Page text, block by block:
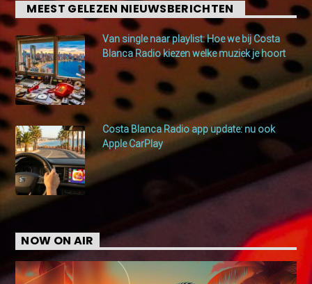
MEEST GELEZEN NIEUWSBERICHTEN
Van single naar playlist: Hoe we bij Costa
Blanca Radio kiezen welke muziek je hoort
Costa Blanca Radio app update: nu ook
Apple CarPlay
NOW ON AIR